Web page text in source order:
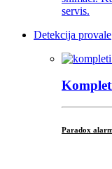
Detekcija provale
Paradox